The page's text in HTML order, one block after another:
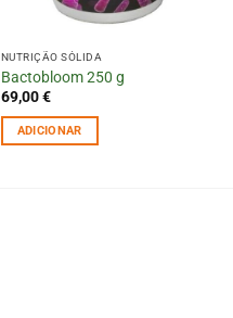
NUTRIÇÃO SÓLIDA
Bactobloom 250 g
69,00€
ADICIONAR